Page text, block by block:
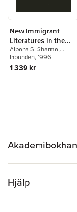
New Immigrant
Literatures in the
United States
Alpana S. Sharma,
Alpana Sharma
Knippling
Inbunden, 1996
1 339 kr
Hjälp